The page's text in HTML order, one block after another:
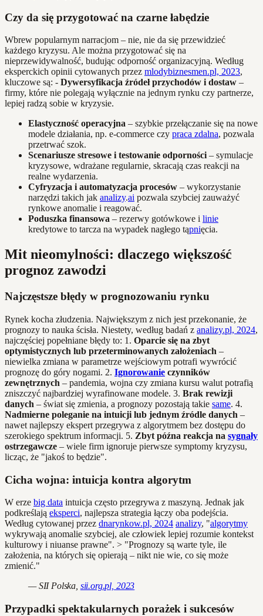
Czy da się przygotować na czarne łabędzie
Wbrew popularnym narracjom – nie, nie da się przewidzieć
każdego kryzysu. Ale można przygotować się na
nieprzewidywalność, budując odporność organizacyjną. Według
eksperckich opinii cytowanych przez mlodybiznesmen.pl, 2023,
kluczowe są: - Dywersyfikacja źródeł przychodów i dostaw –
firmy, które nie polegają wyłącznie na jednym rynku czy partnerze,
lepiej radzą sobie w kryzysie.
Elastyczność operacyjna – szybkie przełączanie się na nowe
modele działania, np. e-commerce czy praca zdalna, pozwala
przetrwać szok.
Scenariusze stresowe i testowanie odporności – symulacje
kryzysowe, wdrażane regularnie, skracają czas reakcji na
realne wydarzenia.
Cyfryzacja i automatyzacja procesów – wykorzystanie
narzędzi takich jak analizy.ai pozwala szybciej zauważyć
rynkowe anomalie i reagować.
Poduszka finansowa – rezerwy gotówkowe i linie
kredytowe to tarcza na wypadek nagłego tąpnięcia.
Mit nieomylności: dlaczego większość
prognoz zawodzi
Najczęstsze błędy w prognozowaniu rynku
Rynek kocha złudzenia. Największym z nich jest przekonanie, że
prognozy to nauka ścisła. Niestety, według badań z analizy.pl, 2024,
najczęściej popełniane błędy to: 1. Oparcie się na zbyt
optymistycznych lub przeterminowanych założeniach –
niewielka zmiana w parametrze wejściowym potrafi wywrócić
prognozę do góry nogami. 2. Ignorowanie czynników
zewnętrznych – pandemia, wojna czy zmiana kursu walut potrafią
zniszczyć najbardziej wyrafinowane modele. 3. Brak rewizji
danych – świat się zmienia, a prognozy pozostają takie same. 4.
Nadmierne poleganie na intuicji lub jednym źródle danych –
nawet najlepszy ekspert przegrywa z algorytmem bez dostępu do
szerokiego spektrum informacji. 5. Zbyt późna reakcja na sygnały
ostrzegawcze – wiele firm ignoruje pierwsze symptomy kryzysu,
licząc, że "jakoś to będzie".
Cicha wojna: intuicja kontra algorytm
W erze big data intuicja często przegrywa z maszyną. Jednak jak
podkreślają eksperci, najlepsza strategia łączy oba podejścia.
Według cytowanej przez dnarynkow.pl, 2024 analizy, "algorytmy
wykrywają anomalie szybciej, ale człowiek lepiej rozumie kontekst
kulturowy i niuanse prawne". > "Prognozy są warte tyle, ile
założenia, na których się opierają – nikt nie wie, co się może
zmienić."
— SII Polska, sii.org.pl, 2023
Przypadki spektakularnych porażek i sukcesów